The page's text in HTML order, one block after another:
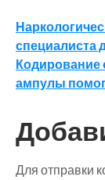
по
специалиста
Кодирование
ампулы
Для отправки